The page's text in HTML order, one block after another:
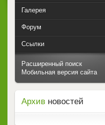
Галерея
Форум
Ссылки
Расширенный поиск
Мобильная версия сайта
Архив новостей